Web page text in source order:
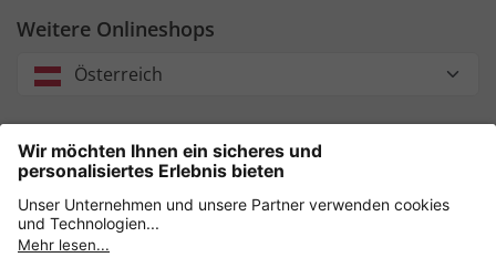
Weitere Onlineshops
Österreich
Unsere Zahlungsarten
Sicher einkaufen mit